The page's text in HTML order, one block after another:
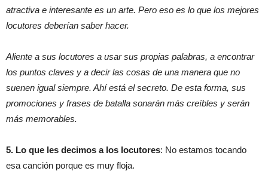
atractiva e interesante es un arte. Pero eso es lo que los mejores
locutores deberían saber hacer.
Aliente a sus locutores a usar sus propias palabras, a encontrar
los puntos claves y a decir las cosas de una manera que no
suenen igual siempre. Ahí está el secreto. De esta forma, sus
promociones y frases de batalla sonarán más creíbles y serán
más memorables.
5. Lo que les decimos a los locutores: No estamos tocando
esa canción porque es muy floja.